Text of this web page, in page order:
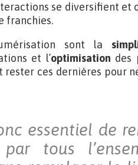
se diversifient et
franchies.
sont la
et l’optimisation des
ces dernières pour
essentiel de
tous